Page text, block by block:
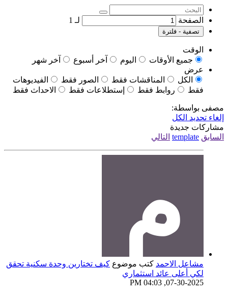
الصفحة لـ 1
تصفية - فلترة
الوقت
جميع الأوقات
اليوم آخر أسبوع
آخر شهر
عرض
الكل
المناقشات فقط الصور فقط
الفيديوهات
فقط
روابط فقط إستطلاعات فقط الاحداث فقط
مصفى بواسطة:
إلغاء تحديد الكل
مشاركات جديدة
السابق template التالي
مشاعل الاحمد كتب موضوع كيف تختارين وحدة سكنية تحقق
لكي أعلى عائد استثماري
07-30-2025, 04:03 PM